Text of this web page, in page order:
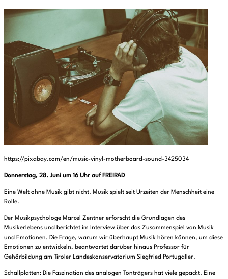
https://pixabay.com/en/music-vinyl-motherboard-sound-3425034
Donnerstag, 28. Juni um 16 Uhr auf FREIRAD
Eine Welt ohne Musik gibt nicht. Musik spielt seit Urzeiten der Menschheit eine
Rolle.
Der Musikpsychologe Marcel Zentner erforscht die Grundlagen des
Musikerlebens und berichtet im Interview über das Zusammenspiel von Musik
und Emotionen. Die Frage, warum wir überhaupt Musik hören können, um diese
Emotionen zu entwickeln, beantwortet darüber hinaus Professor für
Gehörbildung am Tiroler Landeskonservatorium Siegfried Portugaller.
Schallplatten: Die Faszination des analogen Tonträgers hat viele gepackt. Eine